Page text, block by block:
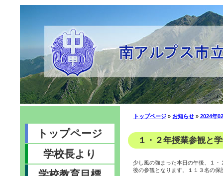
トップページ
学校長より
トップページ» お知らせ» 2024年
１・２年授業参観と
少し風の強まった本日の午後、１
後の参観となります。１１３名の